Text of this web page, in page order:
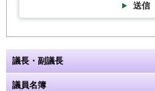
送信
議長・副議長
議員名簿